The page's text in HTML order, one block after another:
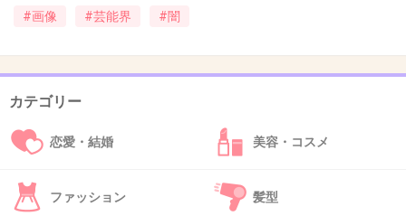
知り合いが芸能系と繋がった仕事なんだけど、
事務所とかに守られてるから捕まらないだけな
#画像 #芸能界 #闇
カテゴリー
恋愛・結婚 美容・コスメ
ファッション 髪型